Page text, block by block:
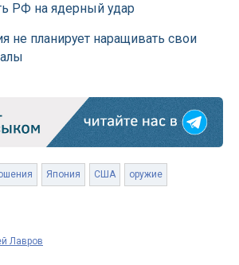
РФ на ядерный удар
не планирует наращивать свои
Япония США оружие
Лавров